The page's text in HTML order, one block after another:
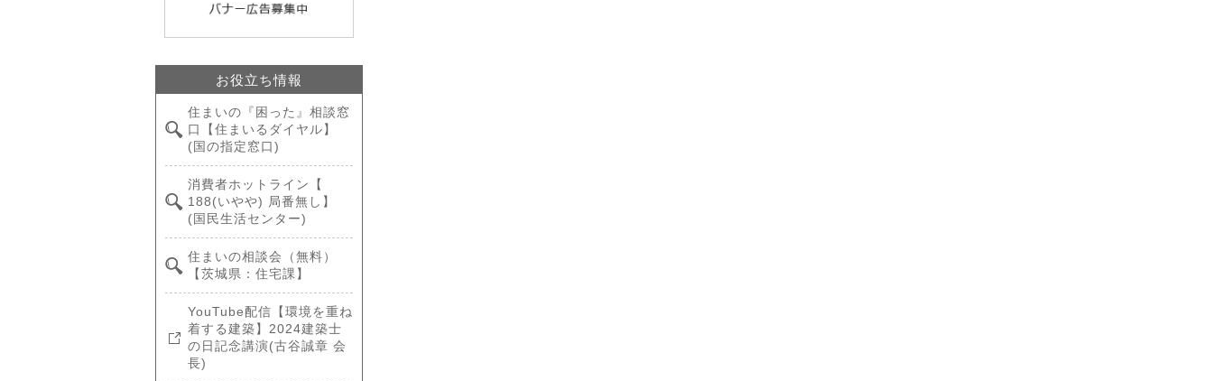
お役立ち情報
住まいの『困った』相談窓
口【住まいるダイヤル】
(国の指定窓口)
消費者ホットライン【
188(いやや) 局番無し】
(国民生活センター)
住まいの相談会（無料）
【茨城県：住宅課】
YouTube配信【環境を重ね
着する建築】2024建築士
の日記念講演(古谷誠章 会
長)